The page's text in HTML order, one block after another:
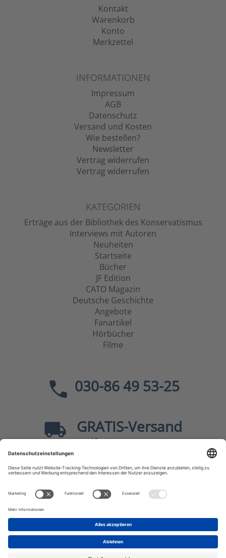
Kontakt
Warenkorb
Konto
Merkzettel
INFORMATIONEN
Impressum
AGB
Datenschutz
Versand und Kosten
Wie bestellen?
Newsletter
Vertrag widerrufen
Vertrag widerrufen
KATEGORIEN
Erträge aus der Bibliothek des Konservatismus
Interviews mit Autoren
Neuheiten
Startseite
Bücher
JF Edition
CATO Magazin
Deutsche Geschichte
Angebote
Fanartikel
Hörbücher
Filme
030-86 49 53-25
GRATIS-Versand
40
Sicher dank SSL
* Alle Preiseinkl. MwSt., zzgl.Versandkosten
JF-Buchdienst – Aktuelle Bücher zu Politik, Geschichte,